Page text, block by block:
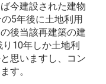
今建設された建物
5年後に土地利用
後当該再建築の建
10年しか土地利
思いますし、コン
す。